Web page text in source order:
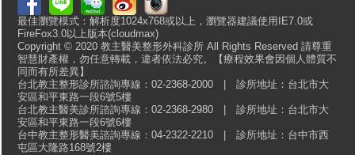
最佳瀏覽模式：解析度1024x768或以上，瀏覽器建議使用IE7.0或
FireFox3.0以上版本(cloudmax)
Copyright © 2020 教主醫美整形外科診所 All Rights Reserved 請尊重
智慧財產權，勿任意轉載，違者依法必究。【療程效果會因個人體質不
同而有所差異】
台北教主整形診所諮詢專線：02-2368-2000 | 診所地址：台北市大
安區和平東路一段6號5樓
台北教主醫美診所諮詢專線：02-2368-2980 | 診所地址：台北市大
安區和平東路一段6號6樓
台中教主整形醫美諮詢專線：04-2322-2210 | 診所地址：台中市西
屯區大隆路168號2樓